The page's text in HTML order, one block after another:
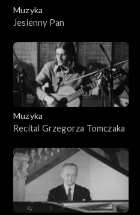
Muzyka
Jesienny Pan
Muzyka
Recital Grzegorza Tomczaka